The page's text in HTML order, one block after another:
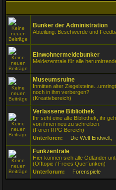
Bunker der Administration
Abteilung: Beschwerde und
Einwohnermeldebunker
Meldezentrale für alle
Museumsruine
Inmitten alter
noch in ihm verbergen?
(Kreativbereich)
Verlassene Bibliothek
Ihr seht eine alte Bibliothek, ihr
von ihnen neu zu schreiben.
(Foren RPG Bereich)
Unterforen:
Die Welt Endwelt
Funkzentrale
Hier können sich alle Ödländer
(Offtopic / Freies Querfunken)
Unterforum:
Forenspiele